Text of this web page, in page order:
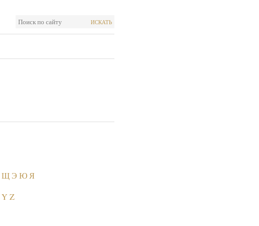
ИСКАТЬ
Щ Э Ю Я
Y Z